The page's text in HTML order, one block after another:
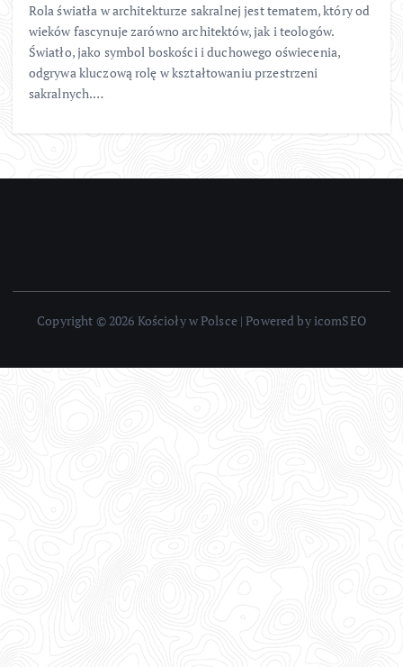
Rola światła w architekturze sakralnej jest tematem, który od
wieków fascynuje zarówno architektów, jak i teologów.
Światło, jako symbol boskości i duchowego oświecenia,
odgrywa kluczową rolę w kształtowaniu przestrzeni
sakralnych.…
Copyright © 2026 Kościoły w Polsce | Powered by icomSEO